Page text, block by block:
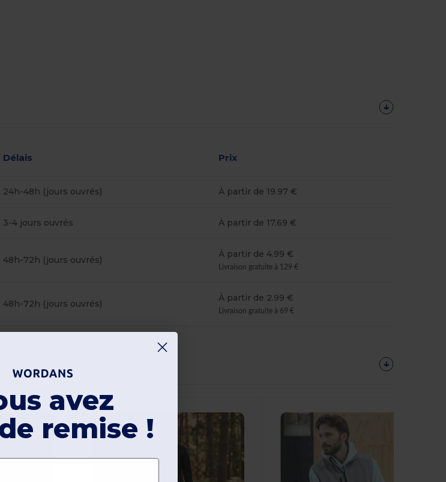
Délais Prix
24h-48h (jours ouvrés) À partir de 19.97 €
3-4 jours ouvrés À partir de 17.69 €
48h-72h (jours ouvrés)
À partir de 4.99 €
Livraison gratuite à 129 €
48h-72h (jours ouvrés)
À partir de 2.99 €
Livraison gratuite à 69 €
avez
remise !